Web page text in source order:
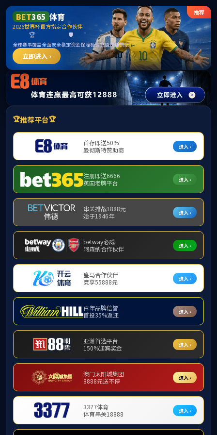
中国·必威(bw·西汉姆联)有限公司-Official
website
提示：访问地址无效，289/http:/275找不到对应的栏目！
首页 关闭此页